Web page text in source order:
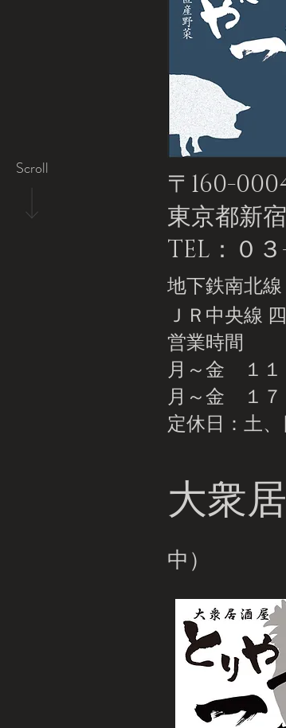
Scroll
〒160-
東京都新
TEL：０
地下鉄南北
ＪＲ中央線
営業時間
月～金 １１
月～金 １７
定休日：土
大衆
中）